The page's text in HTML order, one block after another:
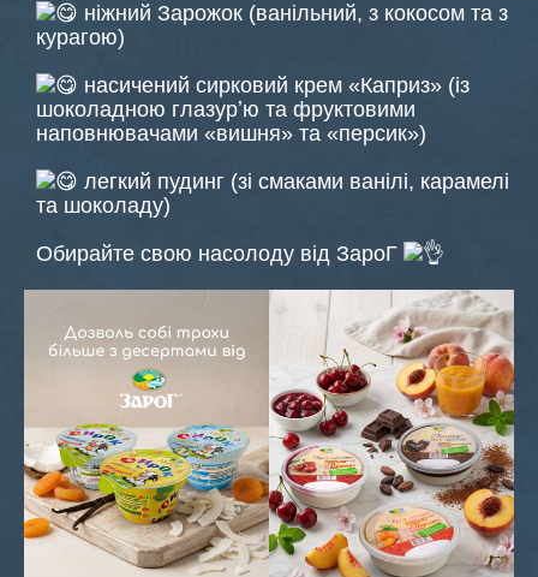
ніжний Зарожок (ванільний, з кокосом та з
курагою)
насичений сирковий крем «Каприз» (із
шоколадною глазурʼю та фруктовими
наповнювачами «вишня» та «персик»)
легкий пудинг (зі смаками ванілі, карамелі
та шоколаду)
Обирайте свою насолоду від ЗароГ